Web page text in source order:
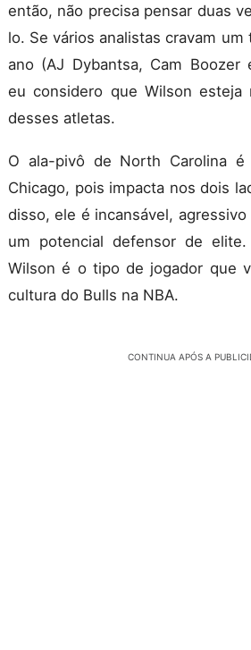
então, não precisa pensar duas
lo. Se vários analistas cravam um
ano (AJ Dybantsa, Cam Boozer
eu considero que Wilson esteja
desses atletas.
O ala-pivô de North Carolina
Chicago, pois impacta nos dois
disso, ele é incansável,
um potencial defensor de
Wilson é o tipo de jogador que
cultura do Bulls na NBA.
CONTINUA APÓS A